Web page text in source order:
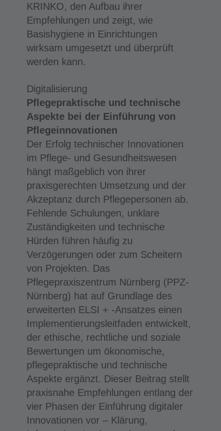
KRINKO, den Aufbau ihrer
Empfehlungen und zeigt, wie
Basishygiene in Einrichtungen
wirksam umgesetzt und überprüft
werden kann.
Digitalisierung
Pflegepraktische und technische
Aspekte bei der Einführung von
Pflegeinnovationen
Der Erfolg technischer Innovationen
im Pflege- und Gesundheitswesen
hängt maßgeblich von ihrer
praxisgerechten Umsetzung und der
Akzeptanz durch Pflegepersonen ab.
Fehlende Schulungen, unklare
Zuständigkeiten und technische
Hürden führen häufig zu
Verzögerungen oder zum Scheitern
von Projekten. Das
Pflegepraxiszentrum Nürnberg (PPZ-
Nürnberg) hat auf Grundlage des
erweiterten ELSI + -Ansatzes einen
Implementierungsleitfaden entwickelt,
der ethische, rechtliche und soziale
Bewertungen um ökonomische,
pflegepraktische und technische
Aspekte ergänzt. Dieser Beitrag stellt
praxisnahe Empfehlungen entlang der
vier Phasen der Einführung digitaler
Innovationen vor – Klärung,